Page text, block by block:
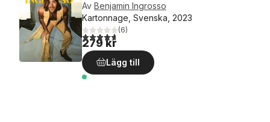
Av Benjamin Ingrosso
Kartonnage, Svenska, 2023
4,7utav 5 stjärnor. Totalt antal röster:
(6)
279 kr
Lägg till